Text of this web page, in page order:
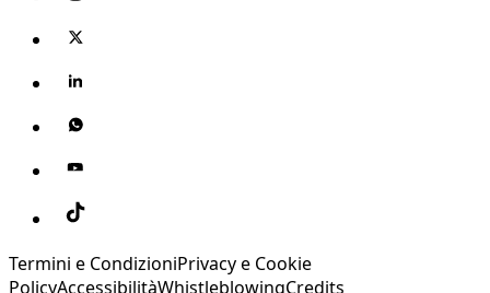
Termini e CondizioniPrivacy e Cookie
PolicyAccessibilitàWhistleblowingCredits